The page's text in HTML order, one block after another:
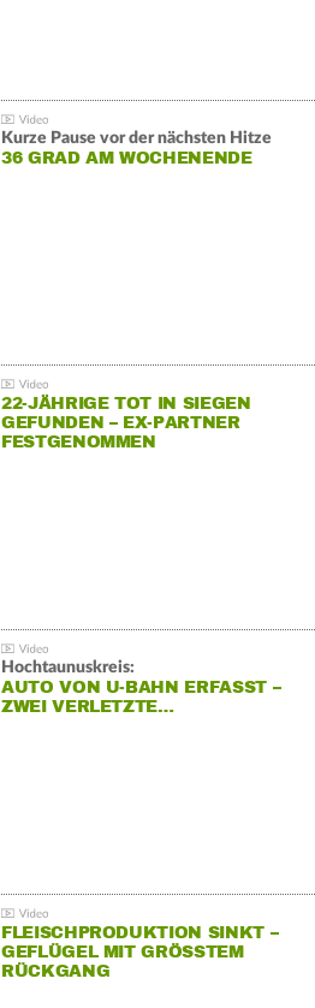
Kurze Pause vor der nächsten Hitze
36 GRAD AM WOCHENENDE
22-JÄHRIGE TOT IN SIEGEN
GEFUNDEN – EX-PARTNER
FESTGENOMMEN
Hochtaunuskreis:
AUTO VON U-BAHN ERFASST –
ZWEI VERLETZTE…
FLEISCHPRODUKTION SINKT –
GEFLÜGEL MIT GRÖSSTEM R
ÜCKGANG